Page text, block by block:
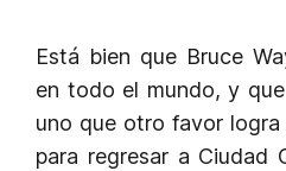
Está bien que Bruce
en todo el mundo, y
uno que otro favor
para regresar a Ciudad